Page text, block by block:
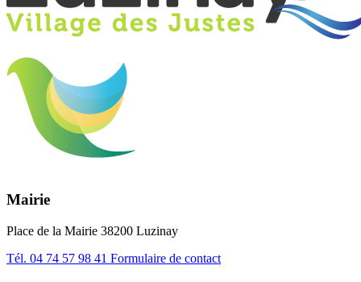
Mairie
Place de la Mairie 38200 Luzinay
Tél. 04 74 57 98 41 Formulaire de contact